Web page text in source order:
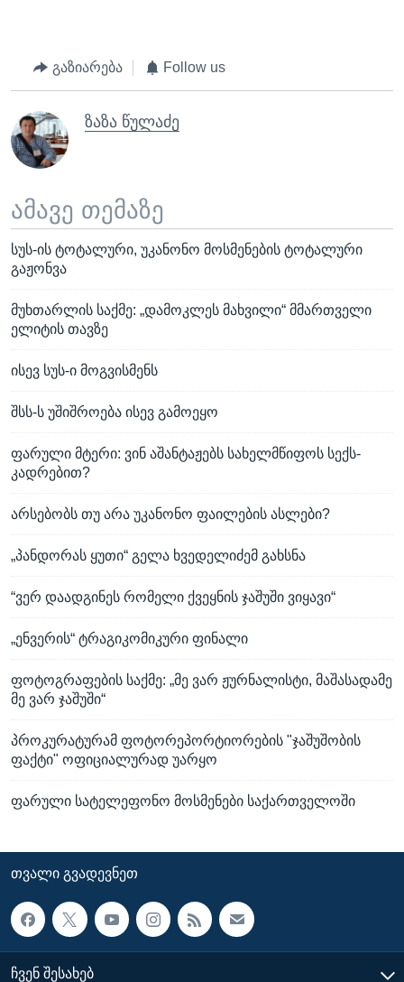
გაზიარება Follow us
ზაზა წულაძე
ამავე თემაზე
სუს-ის ტოტალური, უკანონო მოსმენების ტოტალური
გაჟონვა
მუხთარლის საქმე: „დამოკლეს მახვილი“ მმართველი
ელიტის თავზე
ისევ სუს-ი მოგვისმენს
შსს-ს უშიშროება ისევ გამოეყო
ფარული მტერი: ვინ აშანტაჟებს სახელმწიფოს სექს-
კადრებით?
არსებობს თუ არა უკანონო ფაილების ასლები?
„პანდორას ყუთი“ გელა ხვედელიძემ გახსნა
“ვერ დაადგინეს რომელი ქვეყნის ჯაშუში ვიყავი“
„ენვერის“ ტრაგიკომიკური ფინალი
ფოტოგრაფების საქმე: „მე ვარ ჟურნალისტი, მაშასადამე
მე ვარ ჯაშუში“
პროკურატურამ ფოტორეპორტიორების "ჯაშუშობის
ფაქტი" ოფიციალურად უარყო
ფარული სატელეფონო მოსმენები საქართველოში
ᲗᲕᲐᲚᲘ ᲒᲕᲐᲓᲔᲕᲜᲔᲗ
ᲩᲕᲔᲜ ᲨᲔᲡᲐᲮᲔᲑ